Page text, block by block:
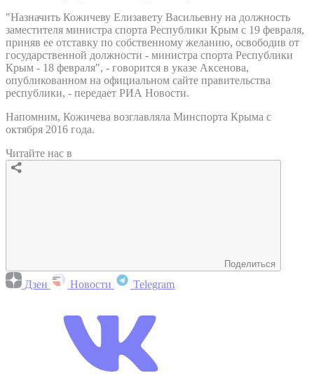
"Назначить Кожичеву Елизавету Васильевну на должность
заместителя министра спорта Республики Крым с 19 февраля,
приняв ее отставку по собственному желанию, освободив от
государственной должности - министра спорта Республики
Крым - 18 февраля", - говорится в указе Аксенова,
опубликованном на официальном сайте правительства
республики, - передает РИА Новости.
Напомним, Кожичева возглавляла Минспорта Крыма с
октября 2016 года.
Читайте нас в
Поделиться
Дзен Новости Telegram